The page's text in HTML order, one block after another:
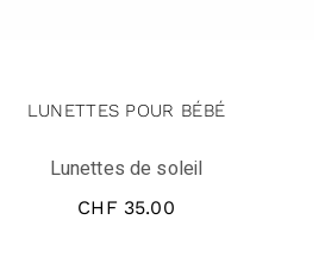
LUNETTES POUR BÉBÉ
Lunettes de soleil
CHF 35.00